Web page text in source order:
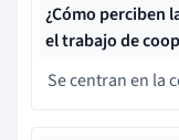
¿Cómo perciben
el trabajo de
Se centran en la